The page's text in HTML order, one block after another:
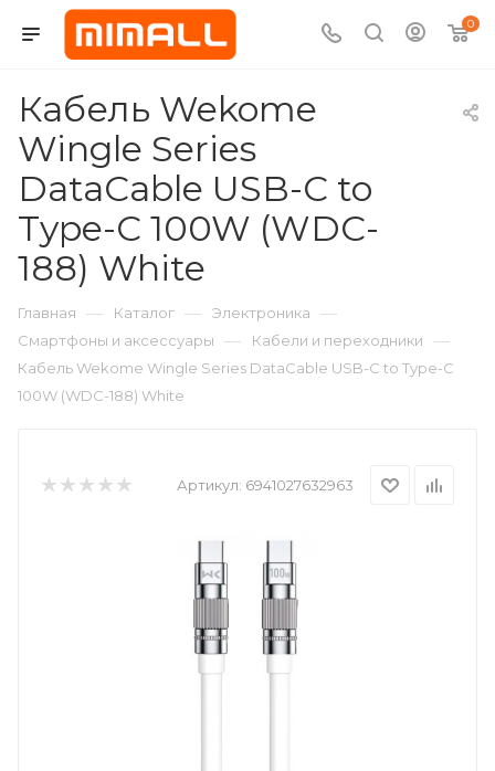
0
Кабель Wekome
Wingle Series
DataCable USB-C to
Type-C 100W (WDC-
188) White
Главная — Каталог — Электроника —
Смартфоны и аксессуары — Кабели и переходники —
Кабель Wekome Wingle Series DataCable USB-C to Type-C
100W (WDC-188) White
Артикул: 6941027632963